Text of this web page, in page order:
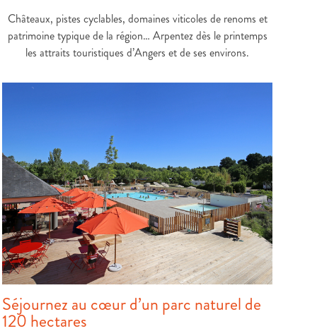
Châteaux, pistes cyclables, domaines viticoles de renoms et
patrimoine typique de la région… Arpentez dès le printemps
les attraits touristiques d’Angers et de ses environs.
Séjournez au cœur d’un parc naturel de
120 hectares